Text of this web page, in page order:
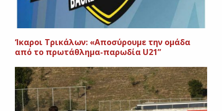
‘Ικαροι Τρικάλων: «Αποσύρουμε την ομάδα
από το πρωτάθλημα-παρωδία U21”